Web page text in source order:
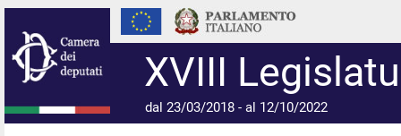
XVIII
dal 23/03/2018 - al 12/10/2022